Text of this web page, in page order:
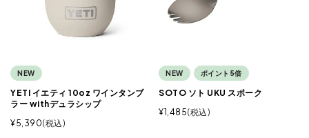
NEW
YETI イエティ 10oz ワインタンブ
ラー withデュラシップ
¥5,390 税込
NEW ポイント5倍
SOTO ソト UKU スポーク
¥1,485 税込